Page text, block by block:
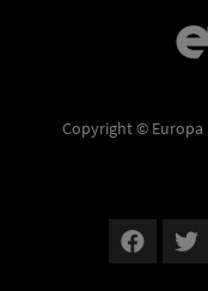
Copyright © Europa